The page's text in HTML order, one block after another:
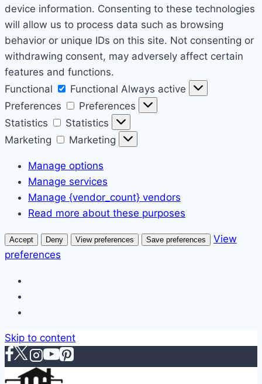
device information. Consenting to these technologies
will allow us to process data such as browsing
behavior or unique IDs on this site. Not consenting or
withdrawing consent, may adversely affect certain
features and functions.
Functional
Functional Always active
Preferences
Preferences
Statistics
Statistics
Marketing
Marketing
Manage options
Manage services
Manage {vendor_count} vendors
Read more about these purposes
Accept Deny View preferences Save preferences
View
preferences
Skip to content